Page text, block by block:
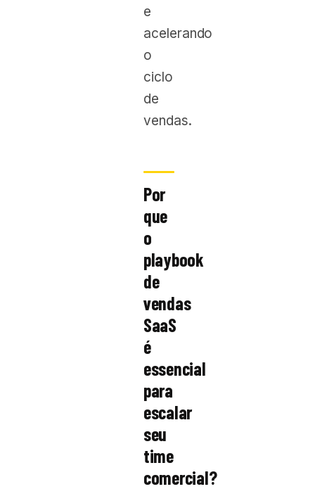
e
acelerando
o
ciclo
de
vendas.
Por
que
o
playbook
de
vendas
SaaS
é
essencial
para
escalar
seu
time
comercial?